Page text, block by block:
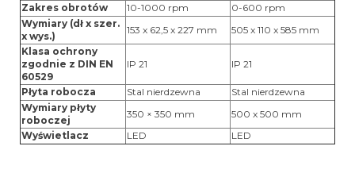
Zakres obrotów
10-1000 rpm
0-600 rpm
Wymiary (dł x szer.
x wys.)
153 x 62,5 x 227 mm
505 x 110 x 585 mm
Klasa ochrony
zgodnie z DIN EN
60529
IP 21 IP 21
Płyta robocza Stal nierdzewna
Stal nierdzewna
Wymiary płyty
roboczej
350 × 350 mm
500 x 500 mm
Wyświetlacz
LED LED